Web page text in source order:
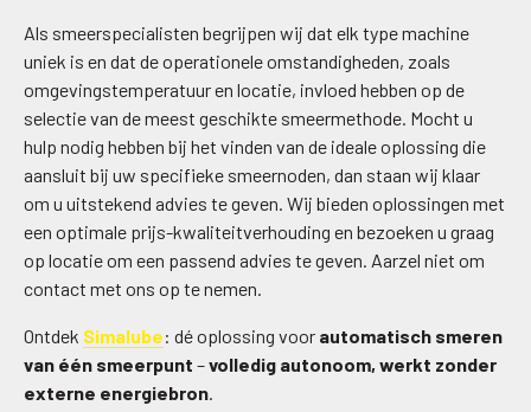
Als smeerspecialisten begrijpen wij dat elk type machine
uniek is en dat de operationele omstandigheden, zoals
omgevingstemperatuur en locatie, invloed hebben op de
selectie van de meest geschikte smeermethode. Mocht u
hulp nodig hebben bij het vinden van de ideale oplossing die
aansluit bij uw specifieke smeernoden, dan staan wij klaar
om u uitstekend advies te geven. Wij bieden oplossingen met
een optimale prijs-kwaliteitverhouding en bezoeken u graag
op locatie om een passend advies te geven. Aarzel niet om
contact met ons op te nemen.
Ontdek Simalube: dé oplossing voor automatisch smeren
van één smeerpunt –volledig autonoom, werkt zonder
externe energiebron